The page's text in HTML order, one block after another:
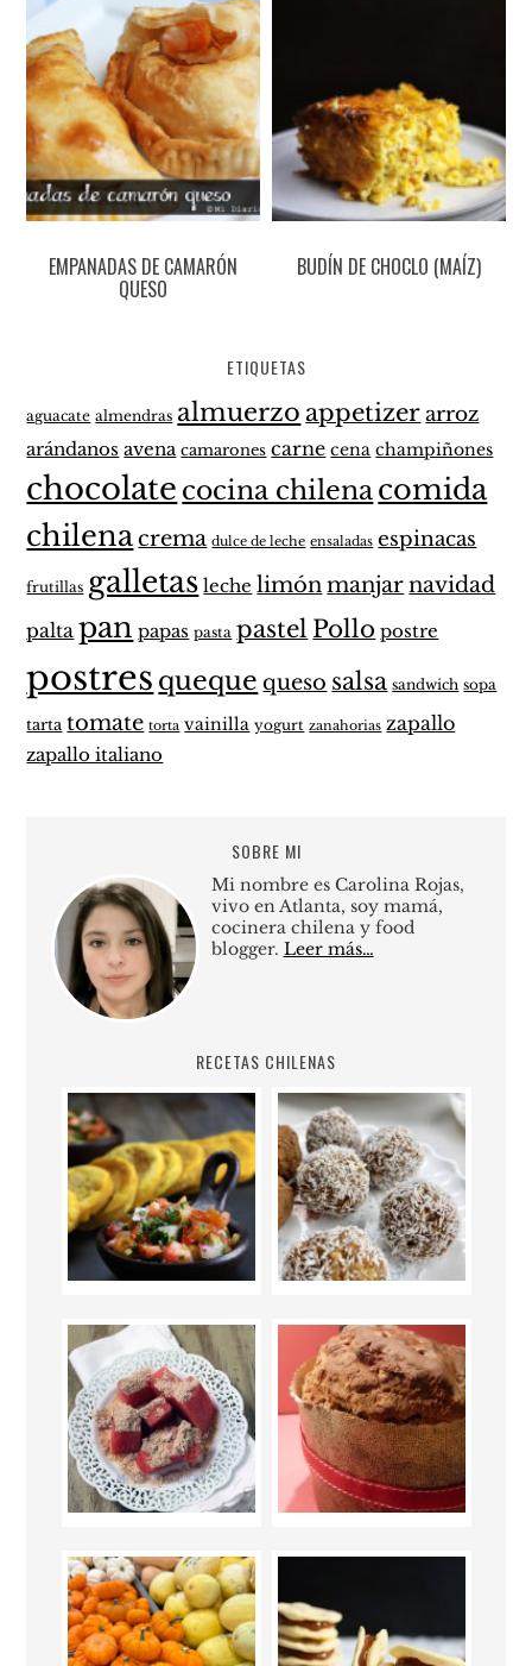
EMPANADAS DE CAMARÓN
QUESO
BUDÍN DE CHOCLO (MAÍZ)
ETIQUETAS
aguacate almendras almuerzo appetizer arroz
arándanos avena camarones carne cena champiñones
chocolate cocina chilenacomida
chilenacrema dulce de leche ensaladas espinacas
frutillas galletas leche limónmanjarnavidad
palta pan papas pasta pastel Pollo postre
postres queque queso salsa sandwich sopa
tarta tomate torta vainilla yogurt zanahorias zapallo
zapallo italiano
SOBRE MI
Mi nombre es Carolina Rojas,
vivo en Atlanta, soy mamá,
cocinera chilena y food
blogger. Leer más…
RECETAS CHILENAS